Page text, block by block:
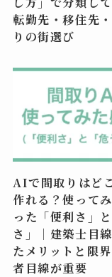
転勤先・移住先
りの街選び
AIで間取りはど
作れる？使って
った「便利さ」
さ」｜建築士目
たメリットと限
者目線が重要